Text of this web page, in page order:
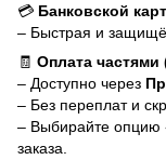
💳 Банковской
– Быстрая и
🧾 Оплата частями
– Доступно через
– Без переплат и
– Выбирайте опцию
заказа.